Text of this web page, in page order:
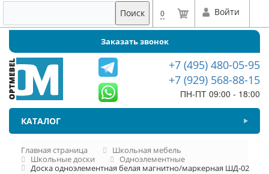
Поиск 0 Войти
Заказать звонок
+7 (495) 480-05-95
+7 (929) 568-88-15
ПН-ПТ 09:00 - 18:00
КАТАЛОГ
Главная страница
Школьная мебель
Школьные доски
Одноэлементные
Доска одноэлементная белая магнитно/маркерная ШД-02